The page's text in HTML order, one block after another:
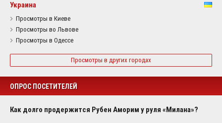
Украина
Просмотры в Киеве
Просмотры во Львове
Просмотры в Одессе
Просмотры в других городах
ОПРОС ПОСЕТИТЕЛЕЙ
Как долго продержится Рубен Аморим у руля «Милана»?